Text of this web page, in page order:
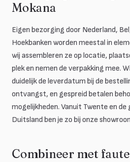
Mokana
Eigen bezorging door Nederland,
Hoekbanken worden meestal in
wij assembleren ze op locatie,
plek en nemen de verpakking mee.
duidelijk de leverdatum bij de
ontvangst, en gespreid betalen
mogelijkheden. Vanuit Twente en
Duitsland ben je zo bij onze
Combineer met